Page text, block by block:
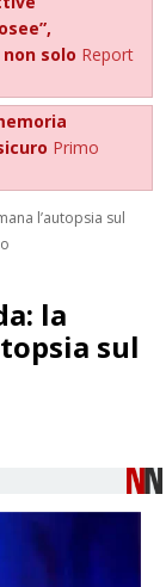
solo Report
Primo
l’autopsia sul
la
sul